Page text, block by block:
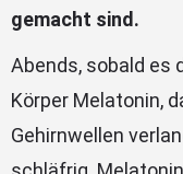
gemacht sind.
Abends, sobald es
Körper Melatonin,
Gehirnwellen